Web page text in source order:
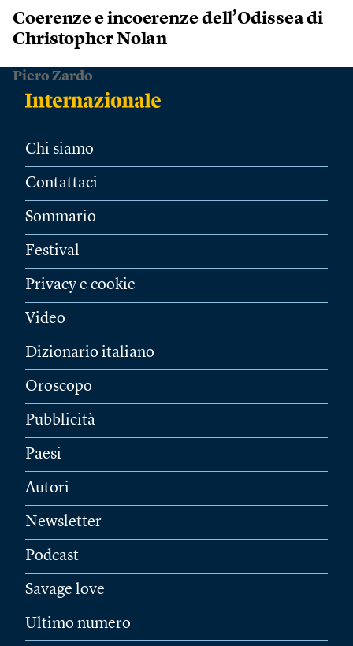
Coerenze e incoerenze dell’Odissea di
Christopher Nolan
Piero Zardo
Chi siamo
Contattaci
Sommario
Festival
Privacy e cookie
Video
Dizionario italiano
Oroscopo
Pubblicità
Paesi
Autori
Newsletter
Podcast
Savage love
Ultimo numero